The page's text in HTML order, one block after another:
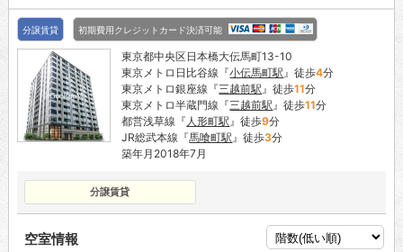
分譲賃貸 初期費用クレジットカード決済可能
東京都中央区日本橋大伝馬町13-10
東京メトロ日比谷線『小伝馬町駅 』徒歩4分
東京メトロ銀座線『三越前駅 』徒歩11分
東京メトロ半蔵門線『三越前駅 』徒歩11分
都営浅草線『 人形町駅 』徒歩9分
JR総武本線『馬喰町駅 』徒歩3分
築年月2018年7月
分譲賃貸
空室情報